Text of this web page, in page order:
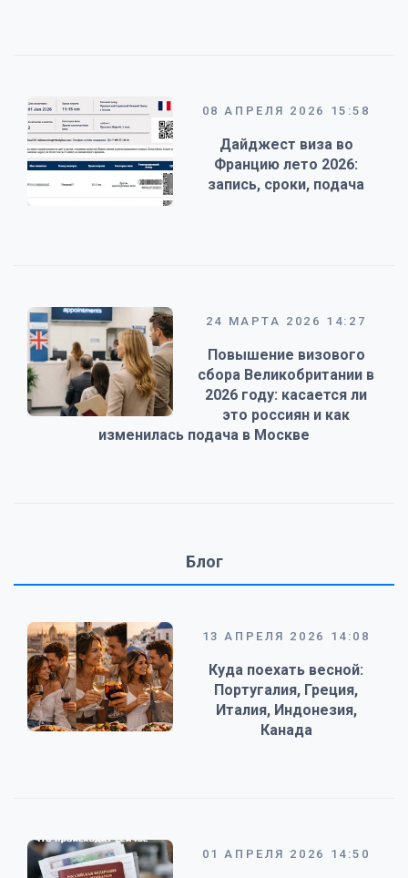
08 АПРЕЛЯ 2026 15:58
Дайджест виза во
Францию лето 2026:
запись, сроки, подача
24 МАРТА 2026 14:27
Повышение визового
сбора Великобритании в
2026 году: касается ли
это россиян и как
изменилась подача в Москве
Блог
13 АПРЕЛЯ 2026 14:08
Куда поехать весной:
Португалия, Греция,
Италия, Индонезия,
Канада
01 АПРЕЛЯ 2026 14:50